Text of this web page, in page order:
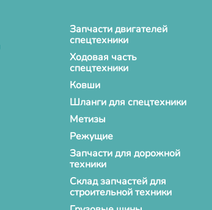
Запчасти двигателей
спецтехники
Ходовая часть
спецтехники
Ковши
Шланги для спецтехники
Метизы
Режущие
Запчасти для дорожной
техники
Склад запчастей для
строительной техники